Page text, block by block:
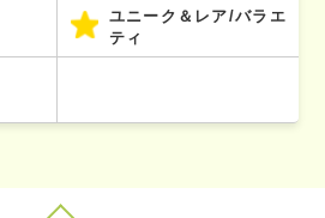
ユニーク＆レア/バラエ
ティ